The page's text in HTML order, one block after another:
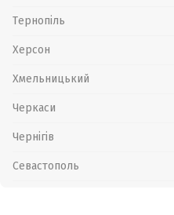
Тернопіль
Херсон
Хмельницький
Черкаси
Чернігів
Севастополь